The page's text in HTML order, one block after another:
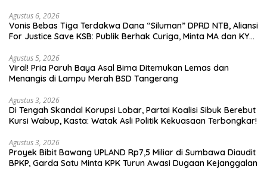
Agustus 6, 2026
Vonis Bebas Tiga Terdakwa Dana “Siluman” DPRD NTB, Aliansi
For Justice Save KSB: Publik Berhak Curiga, Minta MA dan KY
Agustus 5, 2026
Viral! Pria Paruh Baya Asal Bima Ditemukan Lemas dan
Menangis di Lampu Merah BSD Tangerang
Agustus 3, 2026
Di Tengah Skandal Korupsi Lobar, Partai Koalisi Sibuk Berebut
Kursi Wabup, Kasta: Watak Asli Politik Kekuasaan Terbongkar!
Agustus 3, 2026
Proyek Bibit Bawang UPLAND Rp7,5 Miliar di Sumbawa Diaudit
BPKP, Garda Satu Minta KPK Turun Awasi Dugaan Kejanggalan